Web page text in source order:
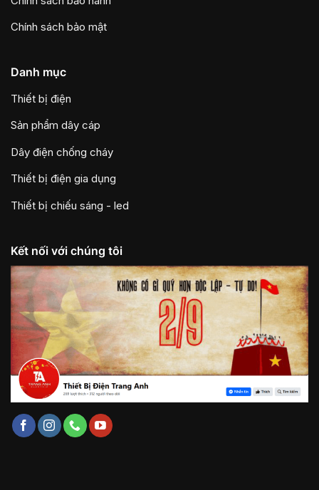
Chính sách bảo mật
Danh mục
Thiết bị điện
Sản phẩm dây cáp
Dây điện chống cháy
Thiết bị điện gia dụng
Thiết bị chiếu sáng - led
Kết nối với chúng tôi